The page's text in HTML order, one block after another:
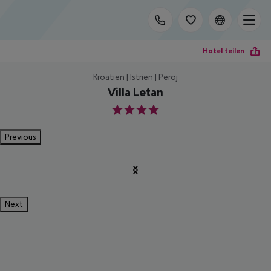
Hotel teilen
Kroatien | Istrien | Peroj
Villa Letan
4
Previous
Next